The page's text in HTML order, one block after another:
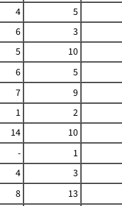
4 5
6 3
5 10
6 5
7 9
1 2
14 10
- 1
4 3
8 13